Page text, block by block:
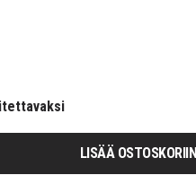
LISÄÄ OSTOSKORIIN